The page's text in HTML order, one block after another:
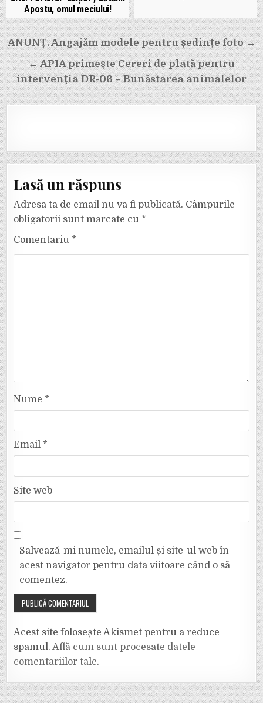
Apostu, omul meciului!
Navigare
în
articole
ANUNȚ. Angajăm modele pentru ședințe foto →
← APIA primește Cereri de plată pentru
intervenția DR-06 – Bunăstarea animalelor
Lasă un răspuns
Adresa ta de email nu va fi publicată. Câmpurile
obligatorii sunt marcate cu *
Comentariu *
Nume *
Email *
Site web
Salvează-mi numele, emailul și site-ul web în
acest navigator pentru data viitoare când o să
comentez.
Acest site folosește Akismet pentru a reduce
spamul.Află cum sunt procesate datele
comentariilor tale.